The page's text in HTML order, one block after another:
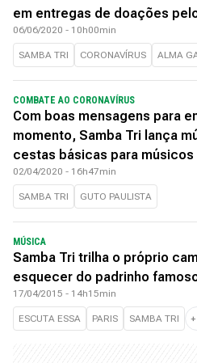
em entregas de doações
06/06/2020 - 10h00min
SAMBA TRI CORONAVÍRUS ALMA
COMBATE AO CORONAVÍRUS
Com boas mensagens para
momento, Samba Tri lança
cestas básicas para músicos
02/04/2020 - 16h47min
SAMBA TRI GUTO PAULISTA
MÚSICA
Samba Tri trilha o próprio
esquecer do padrinho
17/04/2015 - 14h15min
ESCUTA ESSA PARIS SAMBA TRI +